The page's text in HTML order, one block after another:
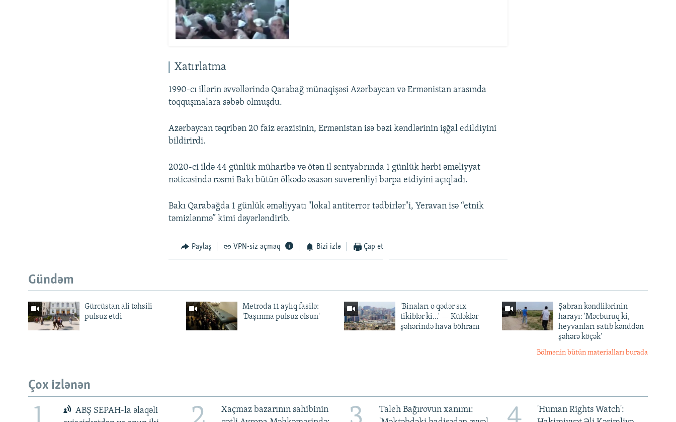
Xatırlatma
1990-cı illərin əvvəllərində Qarabağ münaqişəsi Azərbaycan və Ermənistan arasında
toqquşmalara səbəb olmuşdu.
Azərbaycan təqribən 20 faiz ərazisinin, Ermənistan isə bəzi kəndlərinin işğal edildiyini
bildirirdi.
2020-ci ildə 44 günlük müharibə və ötən il sentyabrında 1 günlük hərbi əməliyyat
nəticəsində rəsmi Bakı bütün ölkədə əsasən suverenliyi bərpa etdiyini açıqladı.
Bakı Qarabağda 1 günlük əməliyyatı "lokal antiterror tədbirlər"i, Yeravan isə “etnik
təmizlənmə” kimi dəyərləndirib.
Paylaş VPN-siz açmaq Bizi izlə Çap et
Gündəm
Gürcüstan ali təhsili
pulsuz etdi
Metroda 11 aylıq fasilə:
'Daşınma pulsuz olsun'
'Binaları o qədər sıx
tikiblər ki...' — Küləklər
şəhərində hava böhranı
Şabran kəndlilərinin
harayı: 'Məcburuq ki,
heyvanları satıb kənddən
şəhərə köçək'
Bölmənin bütün materialları burada
Çox izlənən
ABŞ SEPAH-la əlaqəli
Xaçmaz bazarının sahibinin
Taleh Bağırovun xanımı:
'Human Rights Watch':